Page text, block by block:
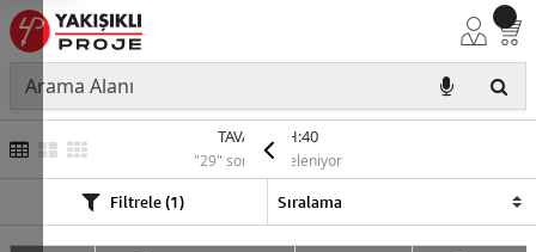
TAVA PRE H:40
"29" sonuç listeleniyor
Filtrele (1)